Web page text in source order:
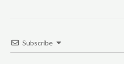
Subscribe